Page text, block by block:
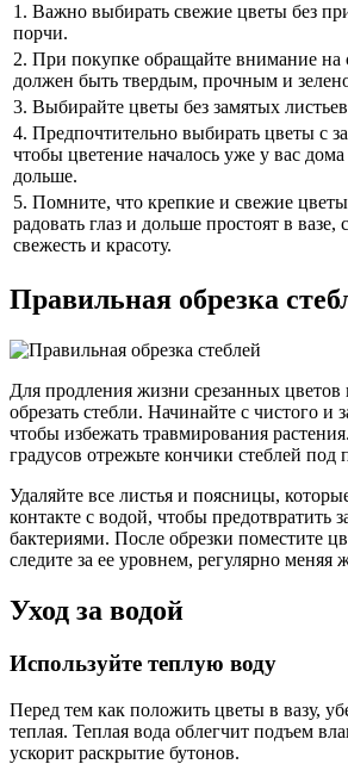
1. Важно выбирать свежие цветы без
порчи.
2. При покупке обращайте внимание на
должен быть твердым, прочным и
3. Выбирайте цветы без замятых
4. Предпочтительно выбирать цветы с
чтобы цветение началось уже у вас
дольше.
5. Помните, что крепкие и свежие
радовать глаз и дольше простоят в вазе,
свежесть и красоту.
Правильная обрезка
Для продления жизни срезанных
обрезать стебли. Начинайте с чистого и
чтобы избежать травмирования
градусов отрежьте кончики стеблей под
Удаляйте все листья и поясницы,
контакте с водой, чтобы предотвратить
бактериями. После обрезки поместите
следите за ее уровнем, регулярно меняя
Уход за водой
Используйте теплую воду
Перед тем как положить цветы в вазу,
теплая. Теплая вода облегчит подъем
ускорит раскрытие бутонов.